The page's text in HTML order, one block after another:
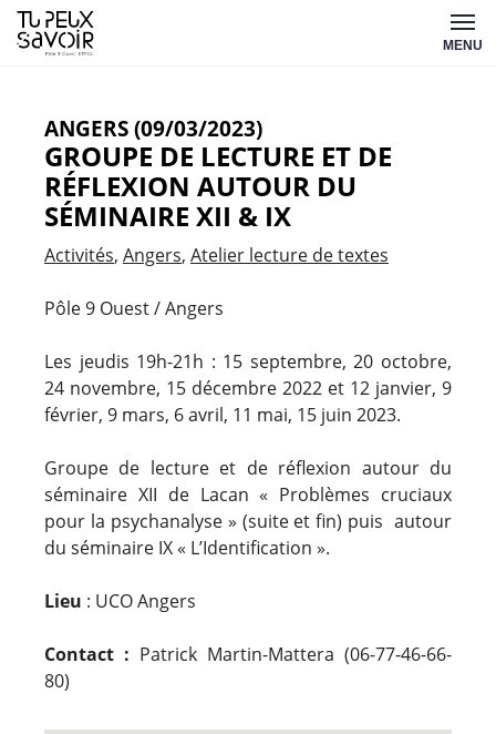
Aller
au
MENU
ANGERS (09/03/2023)
GROUPE DE LECTURE ET DE
RÉFLEXION AUTOUR DU
SÉMINAIRE XII & IX
Activités Angers Atelier lecture de textes
Pôle 9 Ouest / Angers
Les jeudis 19h-21h : 15 septembre, 20 octobre,
24 novembre, 15 décembre 2022 et 12 janvier, 9
février, 9 mars, 6 avril, 11 mai, 15 juin 2023.
Groupe de lecture et de réflexion autour du
séminaire XII de Lacan « Problèmes cruciaux
pour la psychanalyse » (suite et fin) puis autour
du séminaire IX « L’Identification ».
Lieu : UCO Angers
Contact : Patrick Martin-Mattera (06-77-46-66-
80)